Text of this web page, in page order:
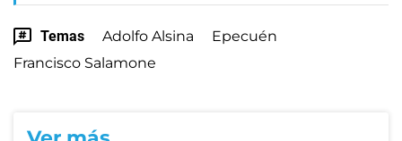
Temas Adolfo Alsina
Epecuén
Francisco Salamone